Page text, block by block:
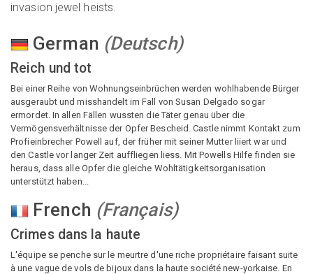
invasion jewel heists.
German (Deutsch)
Reich und tot
Bei einer Reihe von Wohnungseinbrüchen werden wohlhabende Bürger
ausgeraubt und misshandelt im Fall von Susan Delgado sogar
ermordet. In allen Fällen wussten die Täter genau über die
Vermögensverhältnisse der Opfer Bescheid. Castle nimmt Kontakt zum
Profieinbrecher Powell auf, der früher mit seiner Mutter liiert war und
den Castle vor langer Zeit auffliegen liess. Mit Powells Hilfe finden sie
heraus, dass alle Opfer die gleiche Wohltätigkeitsorganisation
unterstützt haben...
French (Français)
Crimes dans la haute
L'équipe se penche sur le meurtre d'une riche propriétaire faisant suite
à une vague de vols de bijoux dans la haute société new-yorkaise. En